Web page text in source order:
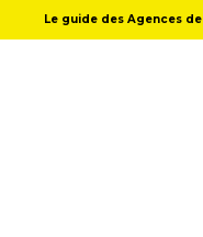
Le guide des Agences